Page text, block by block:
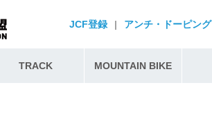
JCF登録 | アンチ・ドーピング
TRACK MOUNTAIN BIKE